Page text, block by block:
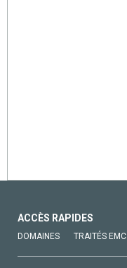
ACCÈS RAPIDES
DOMAINES TRAITÉS EMC